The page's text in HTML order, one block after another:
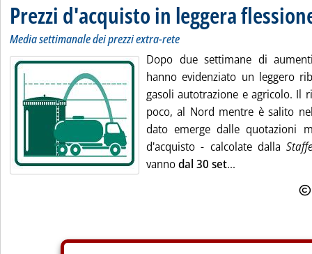
Prezzi d'acquisto in leggera
Media settimanale dei prezzi extra-rete
Dopo due settimane di
hanno evidenziato un leggero
gasoli autotrazione e agricolo. Il
poco, al Nord mentre è salito
dato emerge dalle quotazioni
d'acquisto - calcolate dalla
vannodal 30 set...